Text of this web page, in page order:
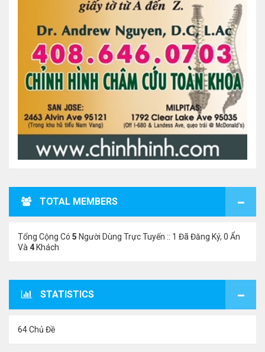
TOTAL MEMBERS
Tổng Cộng Có 5 Người Dùng Trực Tuyến :: 1 Đã Đăng Ký, 0 Ẩn
Và 4 Khách
STATISTICS
64 Chủ Đề